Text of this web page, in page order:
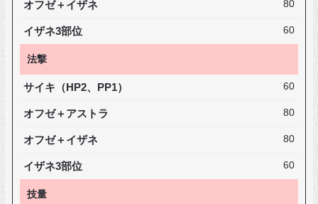
オフゼ＋イザネ 80
イザネ3部位 60
法撃
サイキ（HP2、PP1） 60
オフゼ＋アストラ 80
オフゼ＋イザネ 80
イザネ3部位 60
技量